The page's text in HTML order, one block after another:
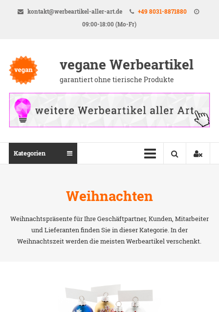
kontakt@werbeartikel-aller-art.de
+49 8031-8871880
09:00-18:00 (Mo-Fr)
vegane Werbeartikel
garantiert ohne tierische Produkte
Kategorien
Weihnachten
Weihnachtspräsente für Ihre Geschäftpartner, Kunden, Mitarbeiter
und Lieferanten finden Sie in dieser Kategorie. In der
Weihnachtszeit werden die meisten Werbeartikel verschenkt.